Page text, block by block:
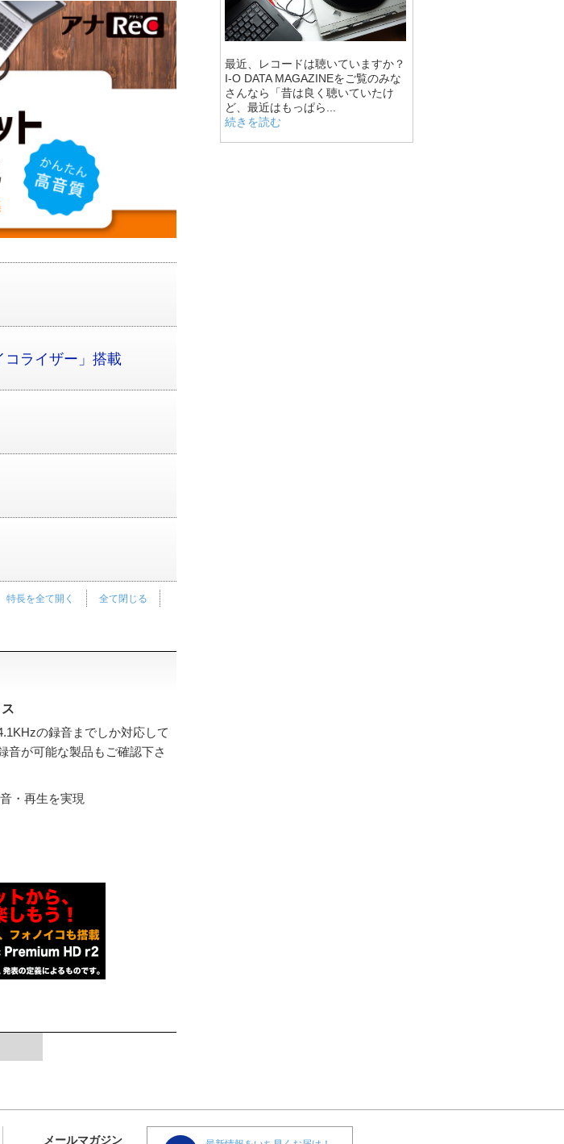
コライザー」搭載
全て閉じる
特長を全て開く
の録音までしか対応して
音が可能な製品もご確認下さ
・再生を実現
最近、レコードは聴いていますか？
I-O DATA MAGAZINEをご覧のみな
さんなら「昔は良く聴いていたけ
ど、最近はもっぱら...
続きを読む
メールマガジン